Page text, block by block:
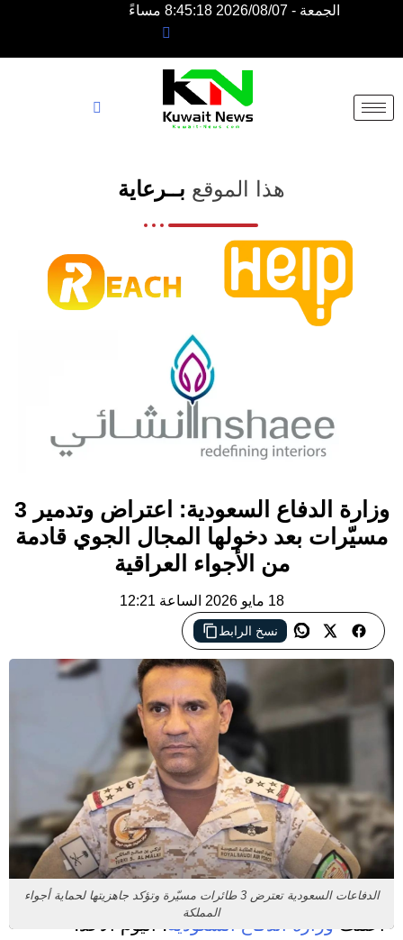
الجمعة - 2026/08/07 8:45:18 مساءً
NE
NEWS
ELEMENTOR
هذا الموقع بــرعاية
وزارة الدفاع السعودية: اعتراض وتدمير 3
مسيّرات بعد دخولها المجال الجوي قادمة
من الأجواء العراقية
18 مايو 2026 الساعة 12:21
نسخ الرابط
الدفاعات السعودية تعترض 3 طائرات مسيّرة وتؤكد جاهزيتها لحماية أجواء
المملكة
أعلنت وزارة الدفاع السعودية، اليوم الأحد،